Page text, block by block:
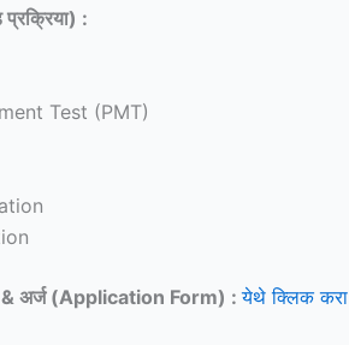
:
Test (PMT)
& अर्ज (Application Form) :येथे क्लिक करा